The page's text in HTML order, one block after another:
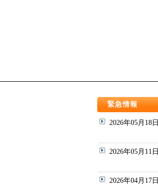
緊急情報
2026年05月18日
2026年05月11日
2026年04月17日